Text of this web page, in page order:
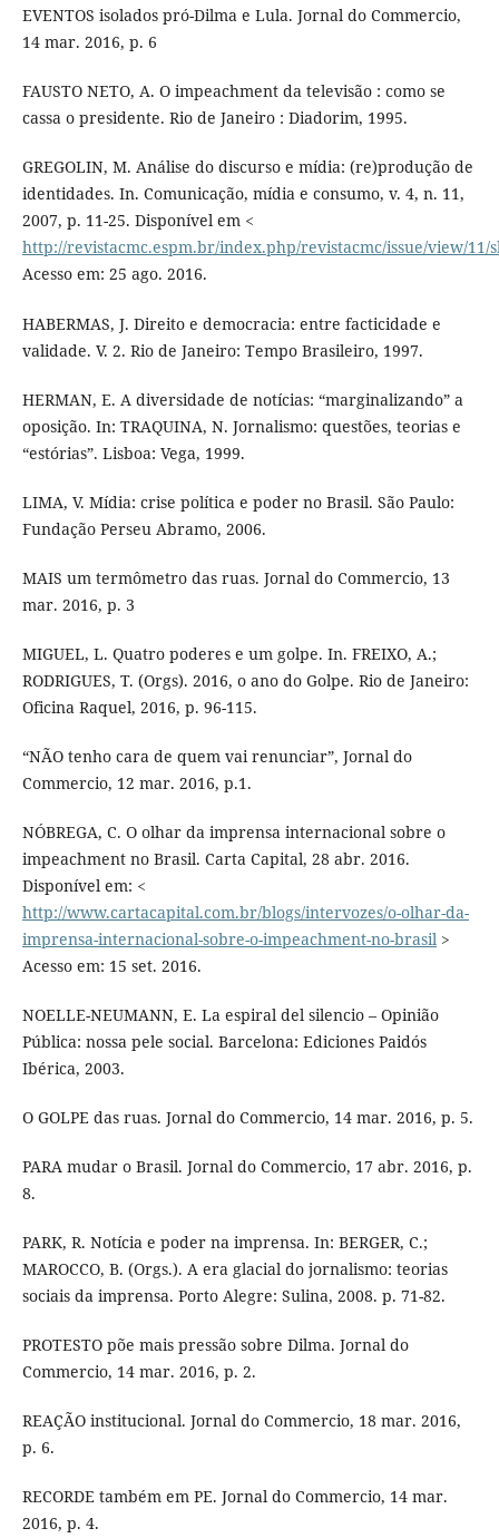
EVENTOS isolados pró-Dilma e Lula. Jornal do Commercio,
14 mar. 2016, p. 6
FAUSTO NETO, A. O impeachment da televisão : como se
cassa o presidente. Rio de Janeiro : Diadorim, 1995.
GREGOLIN, M. Análise do discurso e mídia: (re)produção de
identidades. In. Comunicação, mídia e consumo, v. 4, n. 11,
2007, p. 11-25. Disponível em <
http://revistacmc.espm.br/index.php/revistacmc/issue/view/11/
Acesso em: 25 ago. 2016.
HABERMAS, J. Direito e democracia: entre facticidade e
validade. V. 2. Rio de Janeiro: Tempo Brasileiro, 1997.
HERMAN, E. A diversidade de notícias: “marginalizando” a
oposição. In: TRAQUINA, N. Jornalismo: questões, teorias e
“estórias”. Lisboa: Vega, 1999.
LIMA, V. Mídia: crise política e poder no Brasil. São Paulo:
Fundação Perseu Abramo, 2006.
MAIS um termômetro das ruas. Jornal do Commercio, 13
mar. 2016, p. 3
MIGUEL, L. Quatro poderes e um golpe. In. FREIXO, A.;
RODRIGUES, T. (Orgs). 2016, o ano do Golpe. Rio de Janeiro:
Oficina Raquel, 2016, p. 96-115.
“NÃO tenho cara de quem vai renunciar”, Jornal do
Commercio, 12 mar. 2016, p.1.
NÓBREGA, C. O olhar da imprensa internacional sobre o
impeachment no Brasil. Carta Capital, 28 abr. 2016.
Disponível em: <
http://www.cartacapital.com.br/blogs/intervozes/o-olhar-da-
imprensa-internacional-sobre-o-impeachment-no-brasil >
Acesso em: 15 set. 2016.
NOELLE-NEUMANN, E. La espiral del silencio – Opinião
Pública: nossa pele social. Barcelona: Ediciones Paidós
Ibérica, 2003.
O GOLPE das ruas. Jornal do Commercio, 14 mar. 2016, p. 5.
PARA mudar o Brasil. Jornal do Commercio, 17 abr. 2016, p.
8.
PARK, R. Notícia e poder na imprensa. In: BERGER, C.;
MAROCCO, B. (Orgs.). A era glacial do jornalismo: teorias
sociais da imprensa. Porto Alegre: Sulina, 2008. p. 71-82.
PROTESTO põe mais pressão sobre Dilma. Jornal do
Commercio, 14 mar. 2016, p. 2.
REAÇÃO institucional. Jornal do Commercio, 18 mar. 2016,
p. 6.
RECORDE também em PE. Jornal do Commercio, 14 mar.
2016, p. 4.